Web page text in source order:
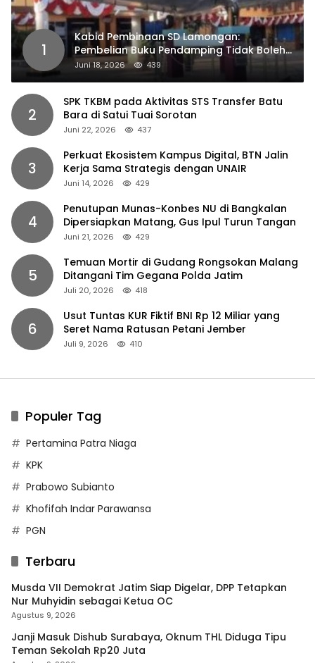
1
Kabid Pembinaan SD Lamongan:
Pembelian Buku Pendamping Tidak Boleh
Dipaksakan
Juni 18, 2026 439
2
SPK TKBM pada Aktivitas STS Transfer Batu
Bara di Satui Tuai Sorotan
Juni 22, 2026 437
3
Perkuat Ekosistem Kampus Digital, BTN Jalin
Kerja Sama Strategis dengan UNAIR
Juni 14, 2026 429
4
Penutupan Munas-Konbes NU di Bangkalan
Dipersiapkan Matang, Gus Ipul Turun Tangan
Juni 21, 2026 429
5
Temuan Mortir di Gudang Rongsokan Malang
Ditangani Tim Gegana Polda Jatim
Juli 20, 2026 418
6
Usut Tuntas KUR Fiktif BNI Rp 12 Miliar yang
Seret Nama Ratusan Petani Jember
Juli 9, 2026 410
Populer Tag
Pertamina Patra Niaga
KPK
Prabowo Subianto
Khofifah Indar Parawansa
PGN
Terbaru
Musda VII Demokrat Jatim Siap Digelar, DPP Tetapkan
Nur Muhyidin sebagai Ketua OC
Agustus 9, 2026
Janji Masuk Dishub Surabaya, Oknum THL Diduga Tipu
Teman Sekolah Rp20 Juta